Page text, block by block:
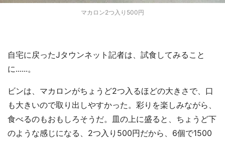
マカロン2つ入り500円
自宅に戻ったJタウンネット記者は、試食してみること
に......。
ビンは、マカロンがちょうど2つ入るほどの大きさで、口
も大きいので取り出しやすかった。彩りを楽しみながら、
食べるのもおもしろそうだ。皿の上に盛ると、ちょうど下
のような感じになる、2つ入り500円だから、6個で1500